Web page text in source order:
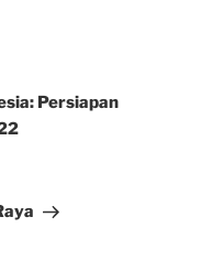
Persiapan